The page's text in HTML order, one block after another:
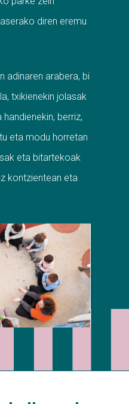
diren eremu
adinaren arabera, bi
txikienekin jolasak
berriz,
eta modu horretan
eta bitartekoak
kontzientean eta